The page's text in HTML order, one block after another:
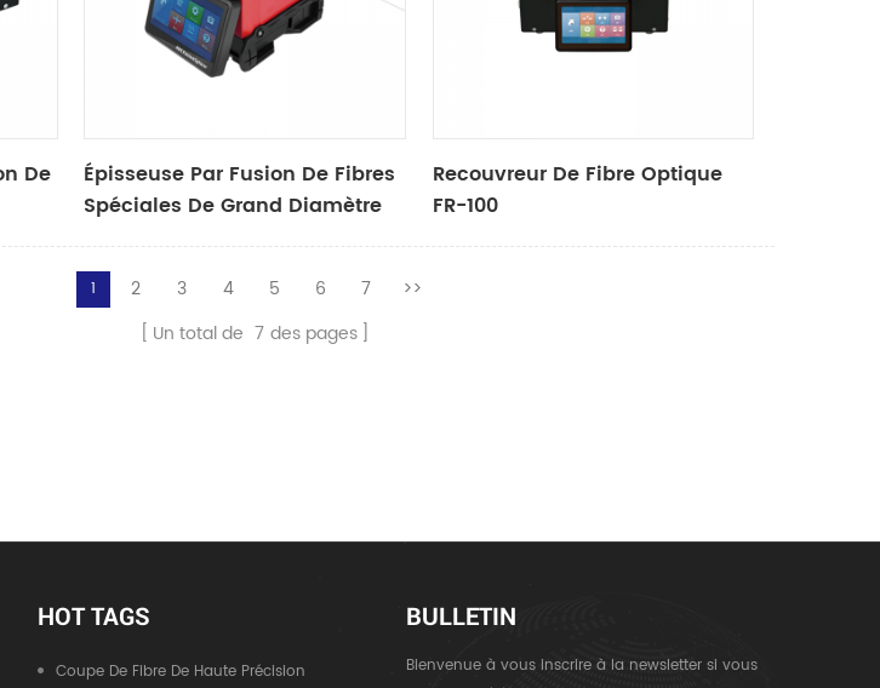
De
Épisseuse Par Fusion De Fibres
Spéciales De Grand Diamètre
Recouvreur De Fibre Optique
FR-100
1 2 3 4 5 6 7
>>
Un total de 7 des pages
HOT TAGS
Coupe De Fibre De Haute Précision
BULLETIN
Bienvenue à vous inscrire à la newsletter si vous